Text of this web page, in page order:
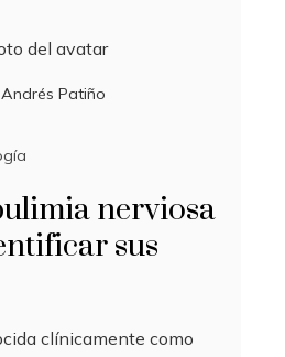
Andrés Patiño
nerviosa
sus
clínicamente como